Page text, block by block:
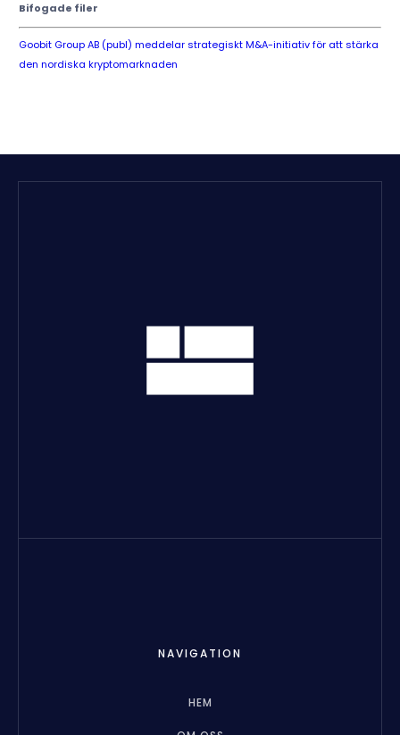
Bifogade filer
Goobit Group AB (publ) meddelar strategiskt M&A-initiativ för att stärka
den nordiska kryptomarknaden
NAVIGATION
HEM